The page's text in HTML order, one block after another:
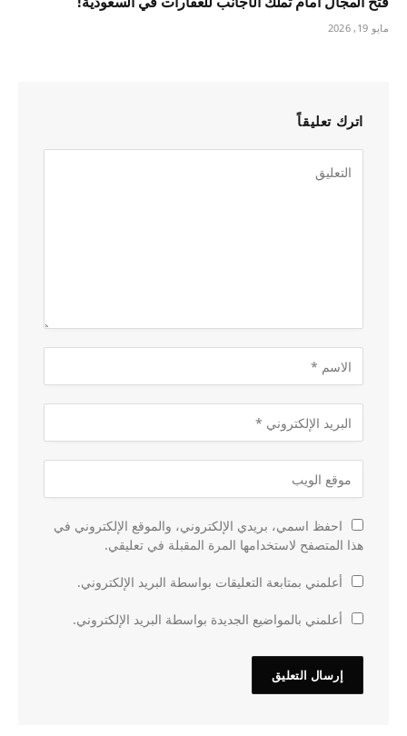
مايو 19, 2026
اترك تعليقاً
احفظ اسمي، بريدي الإلكتروني، والموقع الإلكتروني في
هذا المتصفح لاستخدامها المرة المقبلة في تعليقي.
أعلمني بمتابعة التعليقات بواسطة البريد الإلكتروني.
أعلمني بالمواضيع الجديدة بواسطة البريد الإلكتروني.